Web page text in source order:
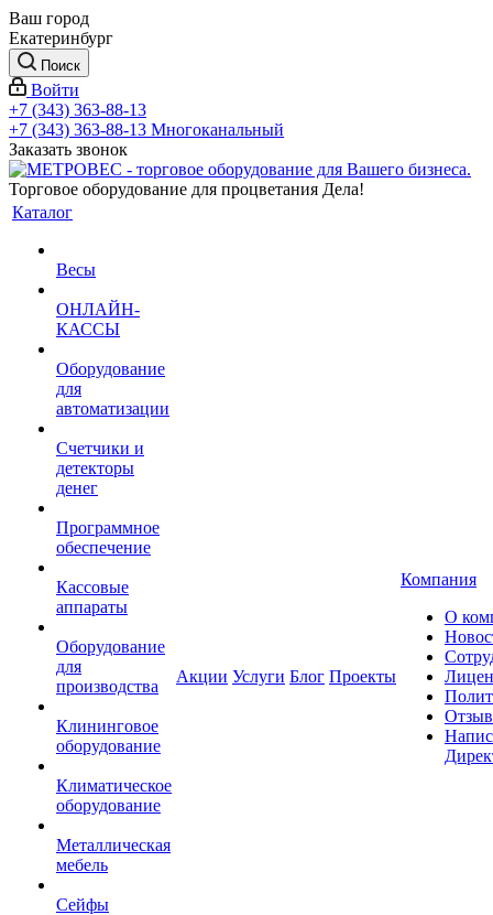
Ваш город
Екатеринбург
Поиск
Войти
+7 (343) 363-88-13
+7 (343) 363-88-13 Многоканальный
Заказать звонок
Торговое оборудование для процветания Дела!
Каталог
Весы
ОНЛАЙН-
КАССЫ
Оборудование
для
автоматизации
Счетчики и
детекторы
денег
Программное
обеспечение
Кассовые
аппараты
Оборудование
для
производства
Клининговое
оборудование
Климатическое
оборудование
Металлическая
мебель
Сейфы
Акции Услуги Блог Проекты
Компания
О